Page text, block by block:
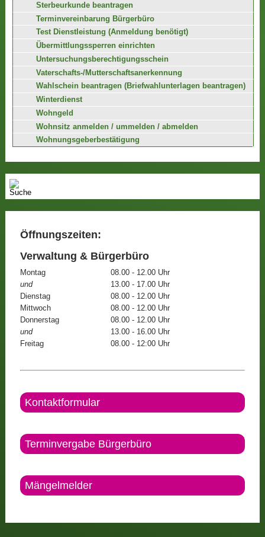
Sterbeurkunde beantragen
Terminvereinbarung Bürgerbüro
Test Dienstleistung (Anmeldung benötigt)
Übermittlungssperren einrichten
Untersuchungsberechtigungsschein
Vaterschafts-/Mutterschaftsanerkennung
Wahlschein beantragen (Briefwahlunterlagen beantragen)
Winterdienst
Wohngeld
Wohnsitz anmelden / ummelden / abmelden
Wohnungsgeberbestätigung
Öffnungszeiten:
Verwaltung & Bürgerbüro
Montag
08.00 - 12.00 Uhr
und
13.00 - 17.00 Uhr
Dienstag
08.00 - 12.00 Uhr
Mittwoch
08.00 - 12.00 Uhr
Donnerstag
08.00 - 12.00 Uhr
und
13.00 - 16.00 Uhr
Freitag
08.00 - 12:00 Uhr
Kontaktformular
Terminvergabe Bürgerbüro
Mängelmelder